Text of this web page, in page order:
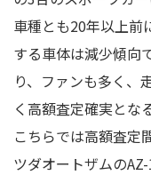
車種とも20年以上前
する車体は減少傾向
り、ファンも多く、
く高額査定確実とな
こちらでは高額査定
ツダオートザムの